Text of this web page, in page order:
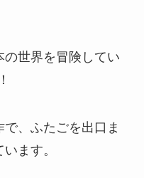
の世界を冒険してい
、ふたごを出口ま
ます。